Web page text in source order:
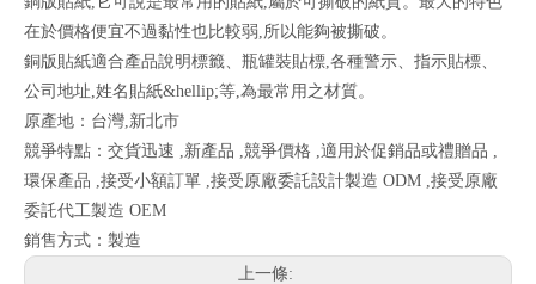
在於價格便宜不過黏性也比較弱,所以能夠被撕破。
銅版貼紙適合產品說明標籤、瓶罐裝貼標,各種警示、指示貼標、
公司地址,姓名貼紙&hellip;等,為最常用之材質。
原產地：台灣,新北市
競爭特點：交貨迅速 ,新產品 ,競爭價格 ,適用於促銷品或禮贈品 ,
環保產品 ,接受小額訂單 ,接受原廠委託設計製造 ODM ,接受原廠
委託代工製造 OEM
銷售方式：製造
上一條: